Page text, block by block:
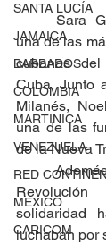
SANTA LUCÍA
JAMAICA
BARBADOS
COLOMBIA
MARTINICA
VENEZUELA
RED
MEXICO
CARICOM
	Sara González (1951-2012) fue
una de las
cubanas
Cuba. Junto
Milanés,
una de las
de la Nueva
	Además de fiel defensora de la
solidaridad
luchaban por